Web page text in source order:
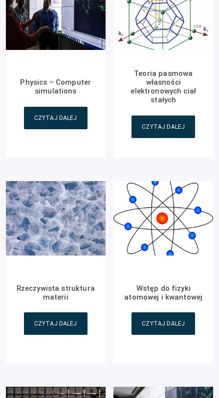
Physics – Computer
simulations
CZYTAJ DALEJ
Teoria pasmowa
własności
elektronowych ciał
stałych
CZYTAJ DALEJ
Rzeczywista struktura
materii
CZYTAJ DALEJ
Wstęp do fizyki
atomowej i kwantowej
CZYTAJ DALEJ